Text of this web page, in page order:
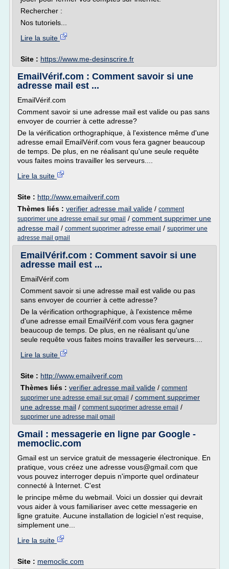
Rechercher :
Nos tutoriels...
Lire la suite
Site : https://www.me-desinscrire.fr
EmailVérif.com : Comment savoir si une
adresse mail est ...
EmailVérif.com
Comment savoir si une adresse mail est valide ou pas sans
envoyer de courrier à cette adresse?
De la vérification orthographique, à l'existence même d'une
adresse email EmailVérif.com vous fera gagner beaucoup
de temps. De plus, en ne réalisant qu'une seule requête
vous faites moins travailler les serveurs....
Lire la suite
Site : http://www.emailverif.com
Thèmes liés : verifier adresse mail valide / comment
supprimer une adresse email sur gmail / comment supprimer une
adresse mail / comment supprimer adresse email / supprimer une
adresse mail gmail
EmailVérif.com : Comment savoir si une
adresse mail est ...
EmailVérif.com
Comment savoir si une adresse mail est valide ou pas
sans envoyer de courrier à cette adresse?
De la vérification orthographique, à l'existence même
d'une adresse email EmailVérif.com vous fera gagner
beaucoup de temps. De plus, en ne réalisant qu'une
seule requête vous faites moins travailler les serveurs....
Lire la suite
Site : http://www.emailverif.com
Thèmes liés : verifier adresse mail valide / comment
supprimer une adresse email sur gmail / comment supprimer
une adresse mail / comment supprimer adresse email /
supprimer une adresse mail gmail
Gmail : messagerie en ligne par Google -
memoclic.com
Gmail est un service gratuit de messagerie électronique. En
pratique, vous créez une adresse vous@gmail.com que
vous pouvez interroger depuis n'importe quel ordinateur
connecté à Internet. C'est
le principe même du webmail. Voici un dossier qui devrait
vous aider à vous familiariser avec cette messagerie en
ligne gratuite. Aucune installation de logiciel n'est requise,
simplement une...
Lire la suite
Site : memoclic.com